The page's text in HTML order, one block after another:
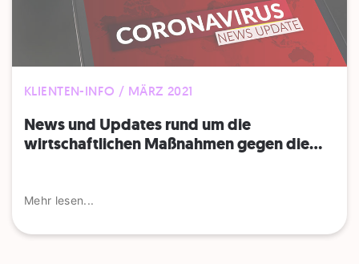
KLIENTEN-INFO / MÄRZ 2021
News und Updates rund um die
wirtschaftlichen Maßnahmen gegen die...
Mehr lesen...